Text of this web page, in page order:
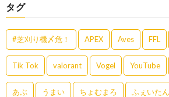
タグ
#芝刈り機〆危！ APEX Aves FFL
Tik Tok valorant Vogel YouTube
あぶ うまい ちょむまろ ふぇいたん